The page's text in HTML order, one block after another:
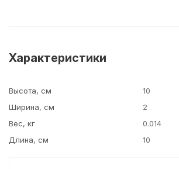
Характеристики
Высота, см
10
Ширина, см
2
Вес, кг
0.014
Длина, см
10